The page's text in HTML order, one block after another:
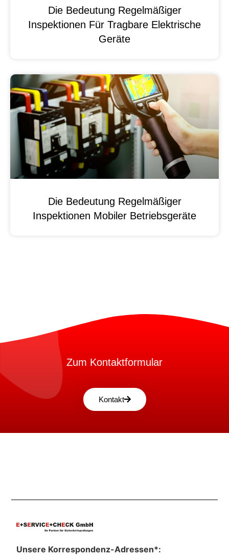
Die Bedeutung Regelmäßiger
Inspektionen Für Tragbare Elektrische
Geräte
Die Bedeutung Regelmäßiger
Inspektionen Mobiler Betriebsgeräte
Zum Kontaktformular
Kontakt
Unsere Korrespondenz-Adressen*: